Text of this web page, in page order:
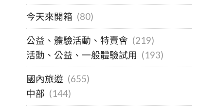
今天來開箱 (80)
公益、體驗活動、特賣會 (219)
活動、公益、一般體驗試用 (193)
國內旅遊 (655)
中部 (144)